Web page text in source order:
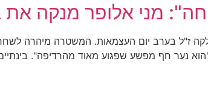
מני אלופר מנקה
ברצח ימנו זלקה ז"ל בערב יום העצמאות. המשטרה